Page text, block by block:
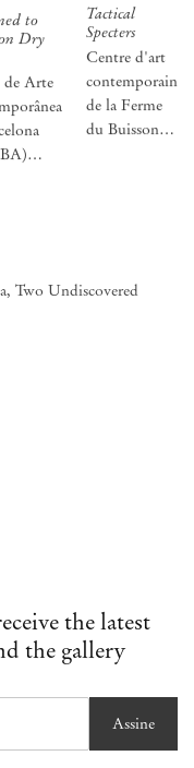
to
Dry
de Arte
Tactical
Specters
Centre d'art
contemporain
de la Ferme
du Buisson
the latest
the gallery
Assine